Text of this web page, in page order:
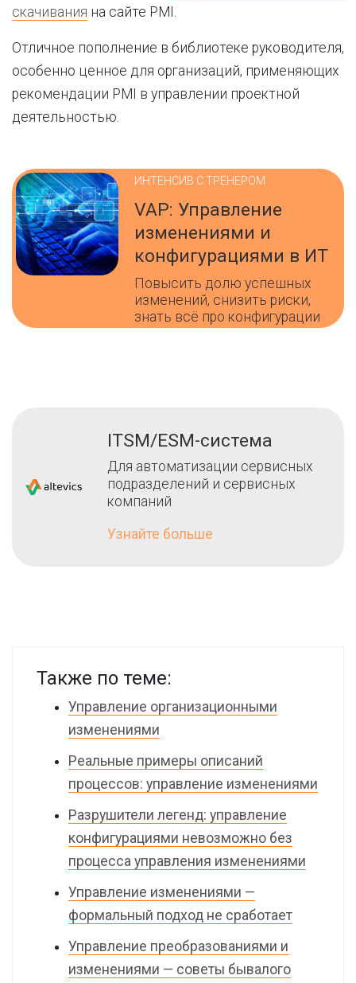
скачивания на сайте PMI.
Отличное пополнение в библиотеке руководителя,
особенно ценное для организаций, применяющих
рекомендации PMI в управлении проектной
деятельностью.
ИНТЕНСИВ С ТРЕНЕРОМ
VAP: Управление
изменениями и
конфигурациями в ИТ
Повысить долю успешных
изменений, снизить риски,
знать всё про конфигурации
ITSM/ESM-система
Для автоматизации сервисных
подразделений и сервисных
компаний
Узнайте больше
Также по теме:
Управление организационными
изменениями
Реальные примеры описаний
процессов: управление изменениями
Разрушители легенд: управление
конфигурациями невозможно без
процесса управления изменениями
Управление изменениями —
формальный подход не сработает
Управление преобразованиями и
изменениями — советы бывалого